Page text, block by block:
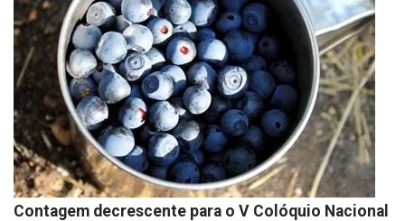
Contagem decrescente para o V Colóquio Nacional